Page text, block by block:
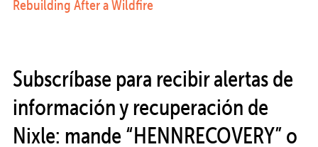
Rebuilding After a Wildfire
Subscríbase para recibir alertas de
información y recuperación de
Nixle: mande “HENNRECOVERY” o